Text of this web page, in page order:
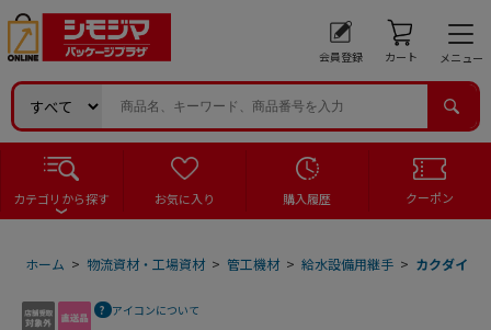
会員登録 カート メニュー
カテゴリから探す お気に入り 購入履歴 クーポン
ホーム > 物流資材・工場資材 > 管工機材 > 給水設備用継手 > カクダイ
アイコンについて